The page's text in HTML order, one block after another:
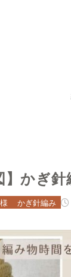
】かぎ
かぎ針編み